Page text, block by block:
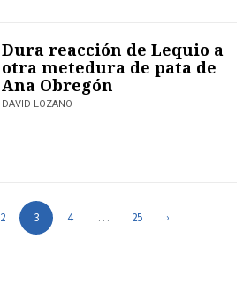
Dura reacción de Lequio a
otra metedura de pata de
Ana Obregón
DAVID LOZANO
2 3 4 … 25 ›